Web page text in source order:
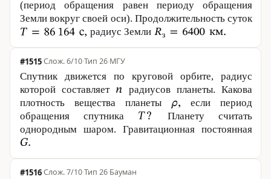
(период обращения равен периоду обращения
Земли вокруг своей оси). Продолжительность суток
радиус Земли
#1515· 6/10·Тип 26·МГУ
Спутник движется по круговой орбите, радиус
которой составляет
радиусов планеты. Какова
плотность вещества планеты
если период
обращения спутника
Планету считать
однородным шаром. Гравитационная постоянная
#1516· 7/10·Тип 26·Бауман